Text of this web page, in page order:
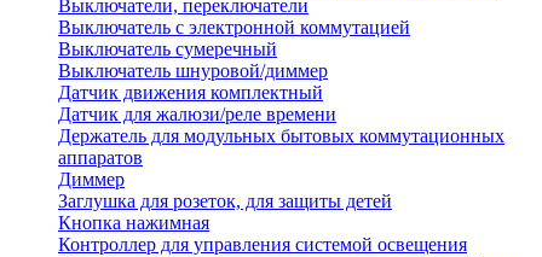
Выключатели, переключатели
Выключатель с электронной коммутацией
Выключатель сумеречный
Выключатель шнуровой/диммер
Датчик движения комплектный
Датчик для жалюзи/реле времени
Держатель для модульных бытовых коммутационных
аппаратов
Диммер
Заглушка для розеток, для защиты детей
Кнопка нажимная
Контроллер для управления системой освещения